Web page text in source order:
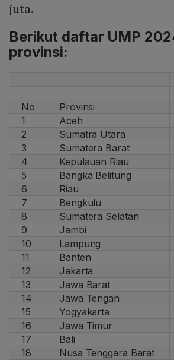
juta.
Berikut daftar UMP
provinsi:
No Provinsi
1
Aceh
2
Sumatra Utara
3
Sumatera Barat
4
Kepulauan Riau
5
Bangka Belitung
6
Riau
7
Bengkulu
8
Sumatera Selatan
9
Jambi
10
Lampung
11
Banten
12
Jakarta
13
Jawa Barat
14
Jawa Tengah
15
Yogyakarta
16
Jawa Timur
17
Bali
18
Nusa Tenggara Barat